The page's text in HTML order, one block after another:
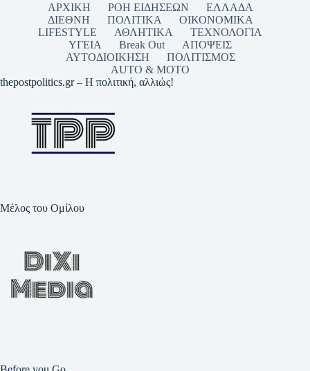
ΑΡΧΙΚΗ ΡΟΗ ΕΙΔΗΣΕΩΝ
ΕΛΛΑΔΑ
ΔΙΕΘΝΗ
ΠΟΛΙΤΙΚΑ
ΟΙΚΟΝΟΜΙΚΑ
LIFESTYLE
ΑΘΛΗΤΙΚΑ
ΤΕΧΝΟΛΟΓΙΑ
ΥΓΕΙΑ
Break Out
ΑΠΟΨΕΙΣ
ΑΥΤΟΔΙΟΙΚΗΣΗ
ΠΟΛΙΤΙΣΜΟΣ
AUTO & MOTO
thepostpolitics.gr – Η πολιτική, αλλιώς!
Μέλος του Ομίλου